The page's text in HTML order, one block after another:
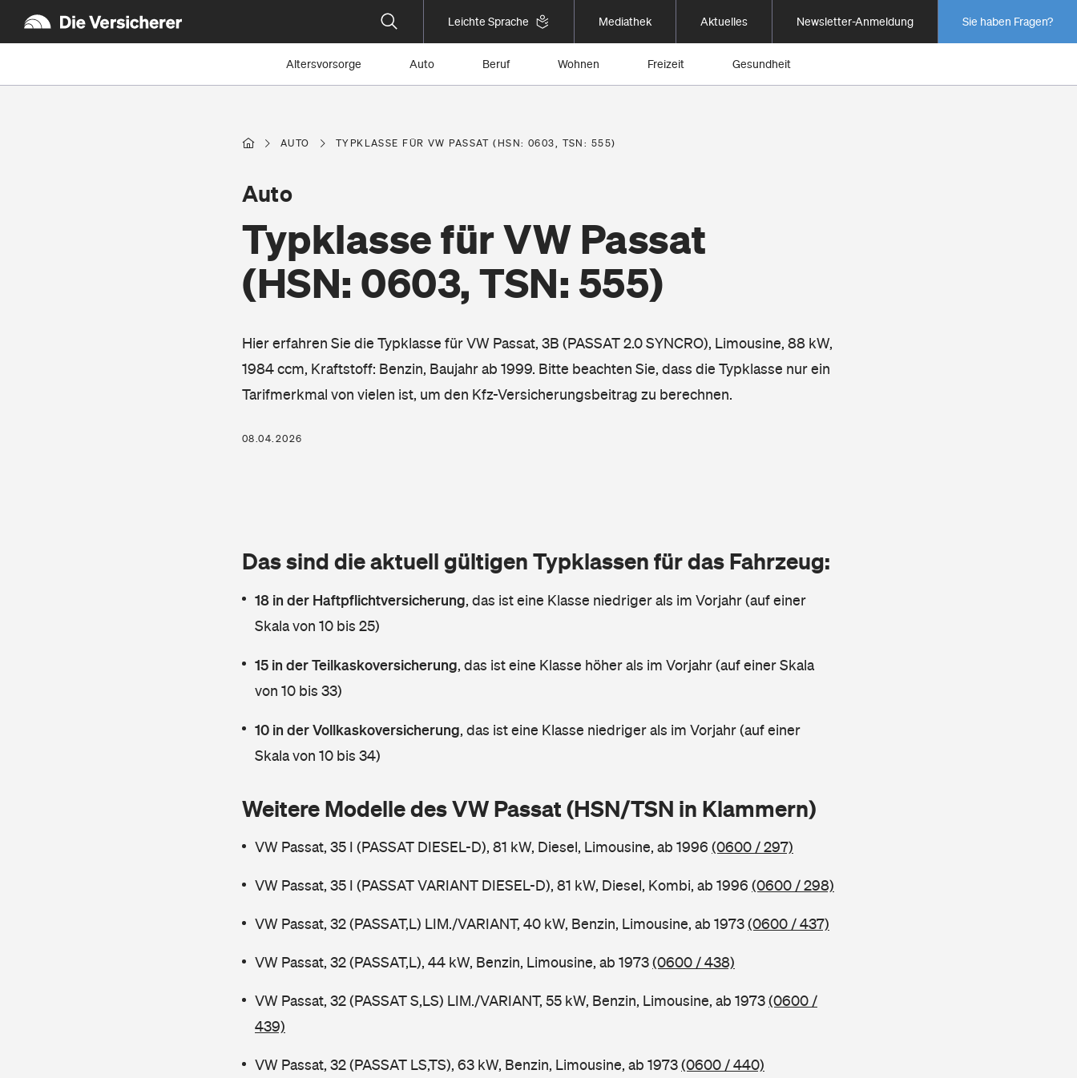
Leichte Sprache Mediathek Aktuelles Newsletter-Anmeldung Sie haben Fragen?
Altersvorsorge Auto Beruf Wohnen Freizeit Gesundheit
AUTO TYPKLASSE FÜR VW PASSAT (HSN: 0603, TSN: 555)
Typklasse für VW Passat
(HSN: 0603, TSN: 555)
Auto
Hier erfahren Sie die Typklasse für VW Passat, 3B (PASSAT 2.0 SYNCRO), Limousine, 88 kW,
1984 ccm, Kraftstoff: Benzin, Baujahr ab 1999. Bitte beachten Sie, dass die Typklasse nur ein
Tarifmerkmal von vielen ist, um den Kfz-Versicherungsbeitrag zu berechnen.
08.04.2026
Das sind die aktuell gültigen Typklassen für das Fahrzeug:
18 in der Haftpflichtversicherung, das ist eine Klasse niedriger als im Vorjahr (auf einer
Skala von 10 bis 25)
15 in der Teilkaskoversicherung, das ist eine Klasse höher als im Vorjahr (auf einer Skala
von 10 bis 33)
10 in der Vollkaskoversicherung, das ist eine Klasse niedriger als im Vorjahr (auf einer
Skala von 10 bis 34)
Weitere Modelle des VW Passat (HSN/TSN in Klammern)
VW Passat, 35 I (PASSAT DIESEL-D), 81 kW, Diesel, Limousine, ab 1996 (0600 / 297)
VW Passat, 35 I (PASSAT VARIANT DIESEL-D), 81 kW, Diesel, Kombi, ab 1996 (0600 / 298)
VW Passat, 32 (PASSAT,L) LIM./VARIANT, 40 kW, Benzin, Limousine, ab 1973(0600 / 437)
VW Passat, 32 (PASSAT,L), 44 kW, Benzin, Limousine, ab 1973(0600 / 438)
VW Passat, 32 (PASSAT S,LS) LIM./VARIANT, 55 kW, Benzin, Limousine, ab 1973(0600 /
439)
VW Passat, 32 (PASSAT LS,TS), 63 kW, Benzin, Limousine, ab 1973(0600 / 440)